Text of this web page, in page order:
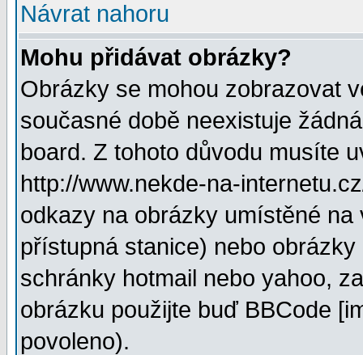
Návrat nahoru
Mohu přidávat obrázky?
Obrázky se mohou zobrazovat
současné době neexistuje
board. Z tohoto důvodu musíte
http://www.nekde-na-
odkazy na obrázky umístěné
přístupná stanice) nebo
schránky hotmail nebo yahoo,
obrázku použijte buď BBCode
povoleno).